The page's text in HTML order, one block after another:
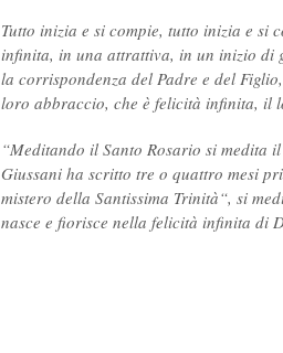
Tutto inizia e si compie, tutto inizia e si
infinita, in una attrattiva, in un inizio di
la corrispondenza del Padre e del
loro abbraccio, che è felicità infinita, il
“Meditando il Santo Rosario si medita
Giussani ha scritto tre o quattro mesi
mistero della Santissima Trinità“, si
nasce e fiorisce nella felicità infinita di